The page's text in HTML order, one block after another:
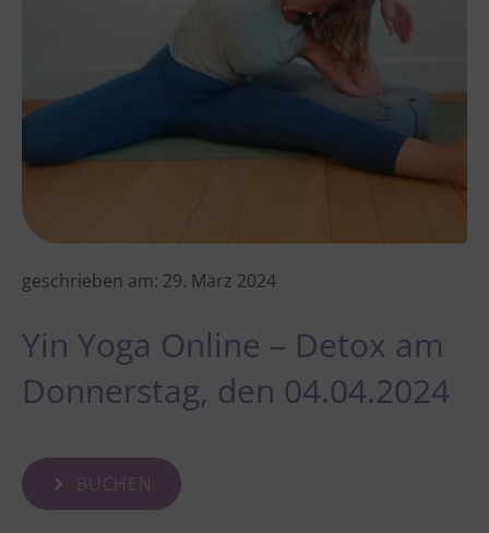
geschrieben am: 29. März 2024
Yin Yoga Online – Detox am
Donnerstag, den 04.04.2024
BUCHEN